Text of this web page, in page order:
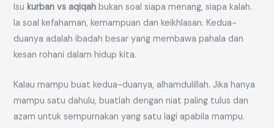
Isu kurban vs aqiqah bukan soal siapa menang, siapa kalah.
Ia soal kefahaman, kemampuan dan keikhlasan. Kedua-
duanya adalah ibadah besar yang membawa pahala dan
kesan rohani dalam hidup kita.
Kalau mampu buat kedua-duanya, alhamdulillah. Jika hanya
mampu satu dahulu, buatlah dengan niat paling tulus dan
azam untuk sempurnakan yang satu lagi apabila mampu.